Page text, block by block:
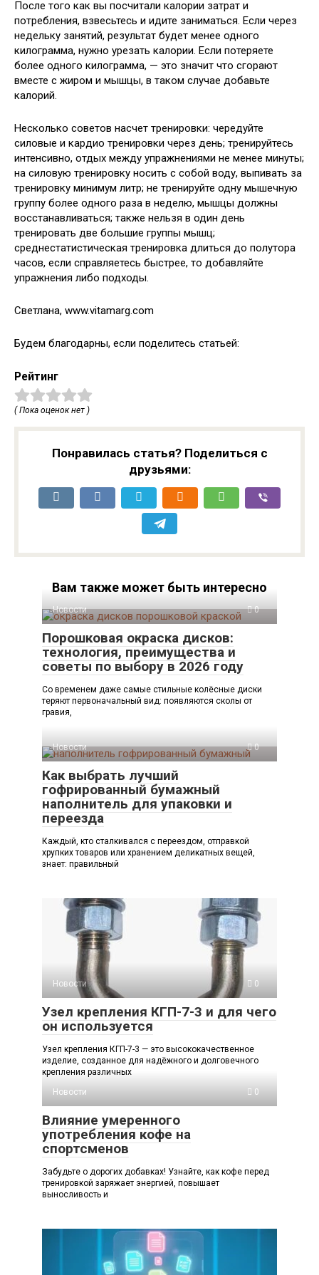
После того как вы посчитали калории затрат и
потребления, взвесьтесь и идите заниматься. Если через
недельку занятий, результат будет менее одного
килограмма, нужно урезать калории. Если потеряете
более одного килограмма, — это значит что сгорают
вместе с жиром и мышцы, в таком случае добавьте
калорий.
Несколько советов насчет тренировки: чередуйте
силовые и кардио тренировки через день; тренируйтесь
интенсивно, отдых между упражнениями не менее минуты;
на силовую тренировку носить с собой воду, выпивать за
тренировку минимум литр; не тренируйте одну мышечную
группу более одного раза в неделю, мышцы должны
восстанавливаться; также нельзя в один день
тренировать две большие группы мышц;
среднестатистическая тренировка длиться до полутора
часов, если справляетесь быстрее, то добавляйте
упражнения либо подходы.
Светлана, www.vitamarg.com
Будем благодарны, если поделитесь статьей:
Рейтинг
( Пока оценок нет )
Понравилась статья? Поделиться с
друзьями:
Вам также может быть интересно
Новости 0
Порошковая окраска дисков:
технология, преимущества и
советы по выбору в 2026 году
Со временем даже самые стильные колёсные диски
теряют первоначальный вид: появляются сколы от
гравия,
Новости 0
Как выбрать лучший
гофрированный бумажный
наполнитель для упаковки и
переезда
Каждый, кто сталкивался с переездом, отправкой
хрупких товаров или хранением деликатных вещей,
знает: правильный
Новости 0
Узел крепления КГП-7-3 и для чего
он используется
Узел крепления КГП-7-3 — это высококачественное
изделие, созданное для надёжного и долговечного
крепления различных
Новости
0
Влияние умеренного
употребления кофе на
спортсменов
Забудьте о дорогих добавках! Узнайте, как кофе перед
тренировкой заряжает энергией, повышает
выносливость и